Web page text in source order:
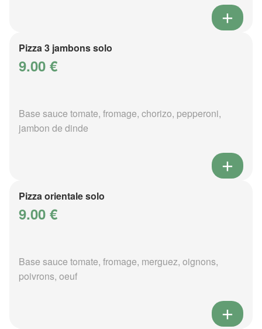
Pizza 3 jambons solo
9.00 €
Base sauce tomate, fromage, chorizo, pepperoni,
jambon de dinde
Pizza orientale solo
9.00 €
Base sauce tomate, fromage, merguez, oignons,
poivrons, oeuf